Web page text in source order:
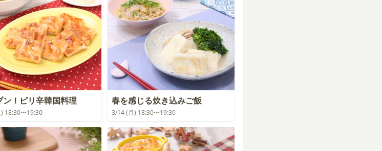
ン！ピリ辛韓国料理
18:30〜19:30
春を感じる炊き込みご飯
3/14 (月) 18:30〜19:30